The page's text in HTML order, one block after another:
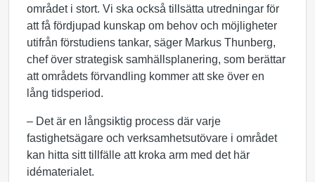
området i stort. Vi ska också tillsätta utredningar för
att få fördjupad kunskap om behov och möjligheter
utifrån förstudiens tankar, säger Markus Thunberg,
chef över strategisk samhällsplanering, som berättar
att områdets förvandling kommer att ske över en
lång tidsperiod.
– Det är en långsiktig process där varje
fastighetsägare och verksamhetsutövare i området
kan hitta sitt tillfälle att kroka arm med det här
idématerialet.